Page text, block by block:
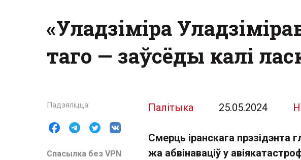
«Уладзіміра
таго — заўсёды калі
Спасылка без VPN
Палітыка 25.05.2024
Смерць іранскага
жа абвінаваціў у